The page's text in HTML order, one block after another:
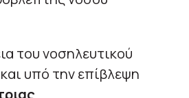
του νοσηλευτικού
υπό την επίβλεψη